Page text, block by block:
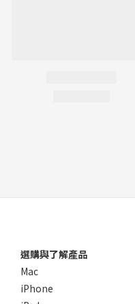
選購與了解產品
Mac
iPhone